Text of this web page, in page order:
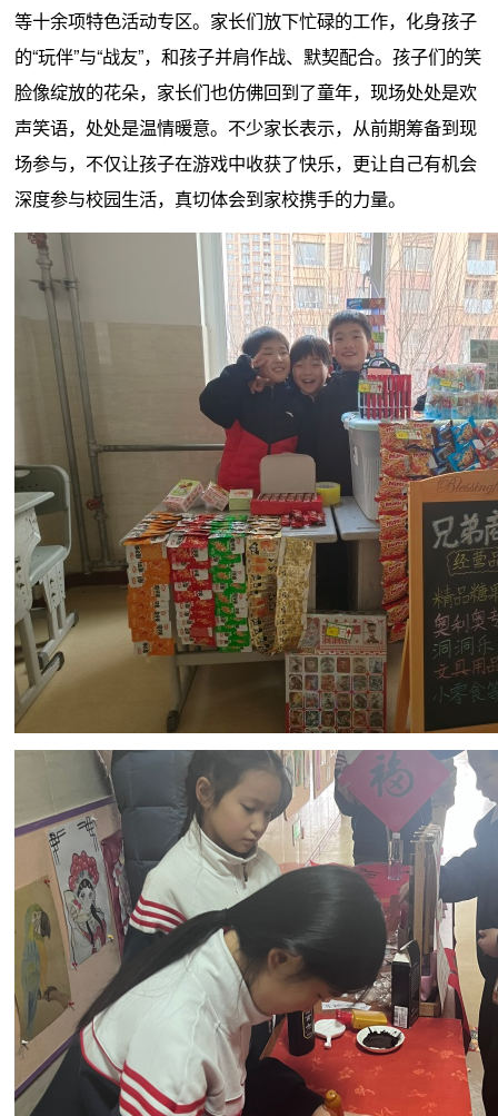
等十余项特色活动专区。家长们放下忙碌的工作，化身孩子
的“玩伴”与“战友”，和孩子并肩作战、默契配合。孩子们的笑
脸像绽放的花朵，家长们也仿佛回到了童年，现场处处是欢
声笑语，处处是温情暖意。不少家长表示，从前期筹备到现
场参与，不仅让孩子在游戏中收获了快乐，更让自己有机会
深度参与校园生活，真切体会到家校携手的力量。